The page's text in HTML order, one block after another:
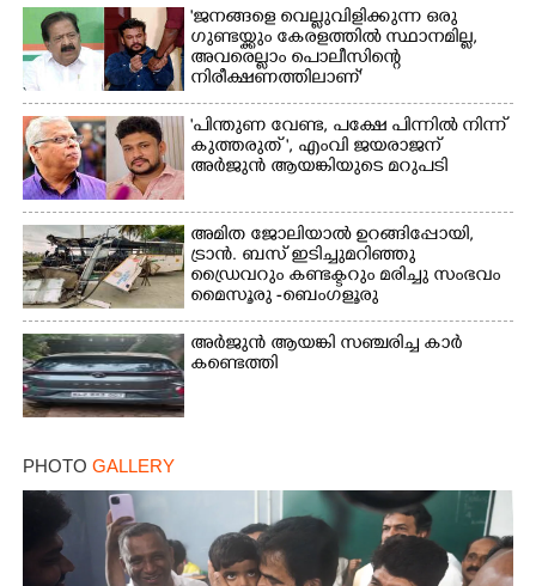
'ജനങ്ങളെ വെല്ലുവിളിക്കുന്ന ഒരു
ഗുണ്ടയ്ക്കും കേരളത്തിൽ സ്ഥാനമില്ല,​
അവരെല്ലാം പൊലീസിന്റെ
നിരീക്ഷണത്തിലാണ്'
"പിന്തുണ വേണ്ട,​ പക്ഷേ പിന്നിൽ നിന്ന്
കുത്തരുത് ", എംവി ജയരാജന്
അർജുൻ ആയങ്കിയുടെ മറുപടി
അമിത ജോലിയാൽ ഉറങ്ങിപ്പോയി,
ട്രാൻ. ബസ് ഇടിച്ചുമറിഞ്ഞു
ഡ്രൈവറും കണ്ടക്ടറും മരിച്ചു സംഭവം
മൈസൂരു -ബെംഗളൂരു
ദേശീയപാതയിൽ 20 പേർക്ക് പരിക്ക്,
നാലു പേരുടെ നില ഗുരുതരം
അർജുൻ ആയങ്കി സഞ്ചരിച്ച കാർ
കണ്ടെത്തി
PHOTO GALLERY